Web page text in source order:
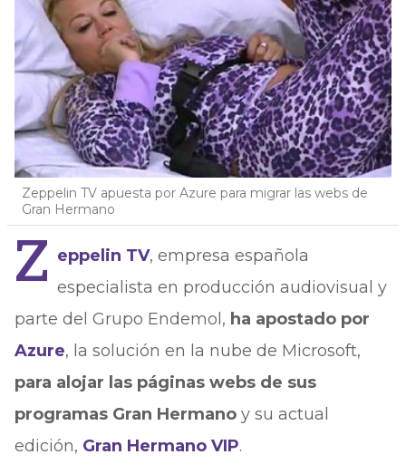
Zeppelin TV apuesta por Azure para migrar las webs de
Gran Hermano
Z eppelin TV, empresa española
especialista en producción audiovisual y
parte del Grupo Endemol, ha apostado por
Azure, la solución en la nube de Microsoft,
para alojar las páginas webs de sus
programas Gran Hermanoy su actual
edición, Gran Hermano VIP.